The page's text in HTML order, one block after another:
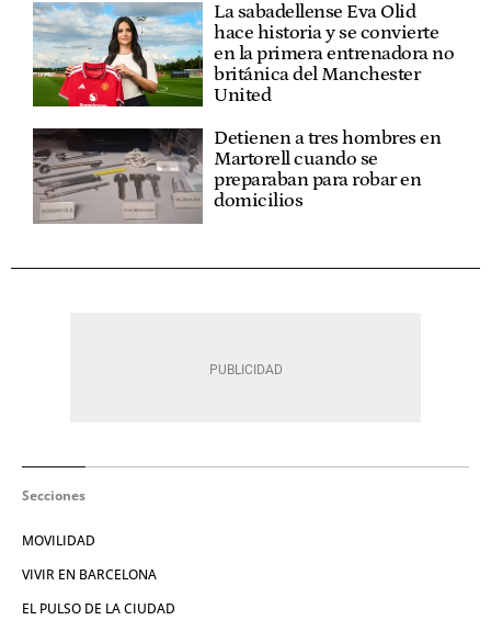
La sabadellense Eva Olid
hace historia y se convierte
en la primera entrenadora no
británica del Manchester
United
Detienen a tres hombres en
Martorell cuando se
preparaban para robar en
domicilios
Secciones
MOVILIDAD
VIVIR EN BARCELONA
EL PULSO DE LA CIUDAD